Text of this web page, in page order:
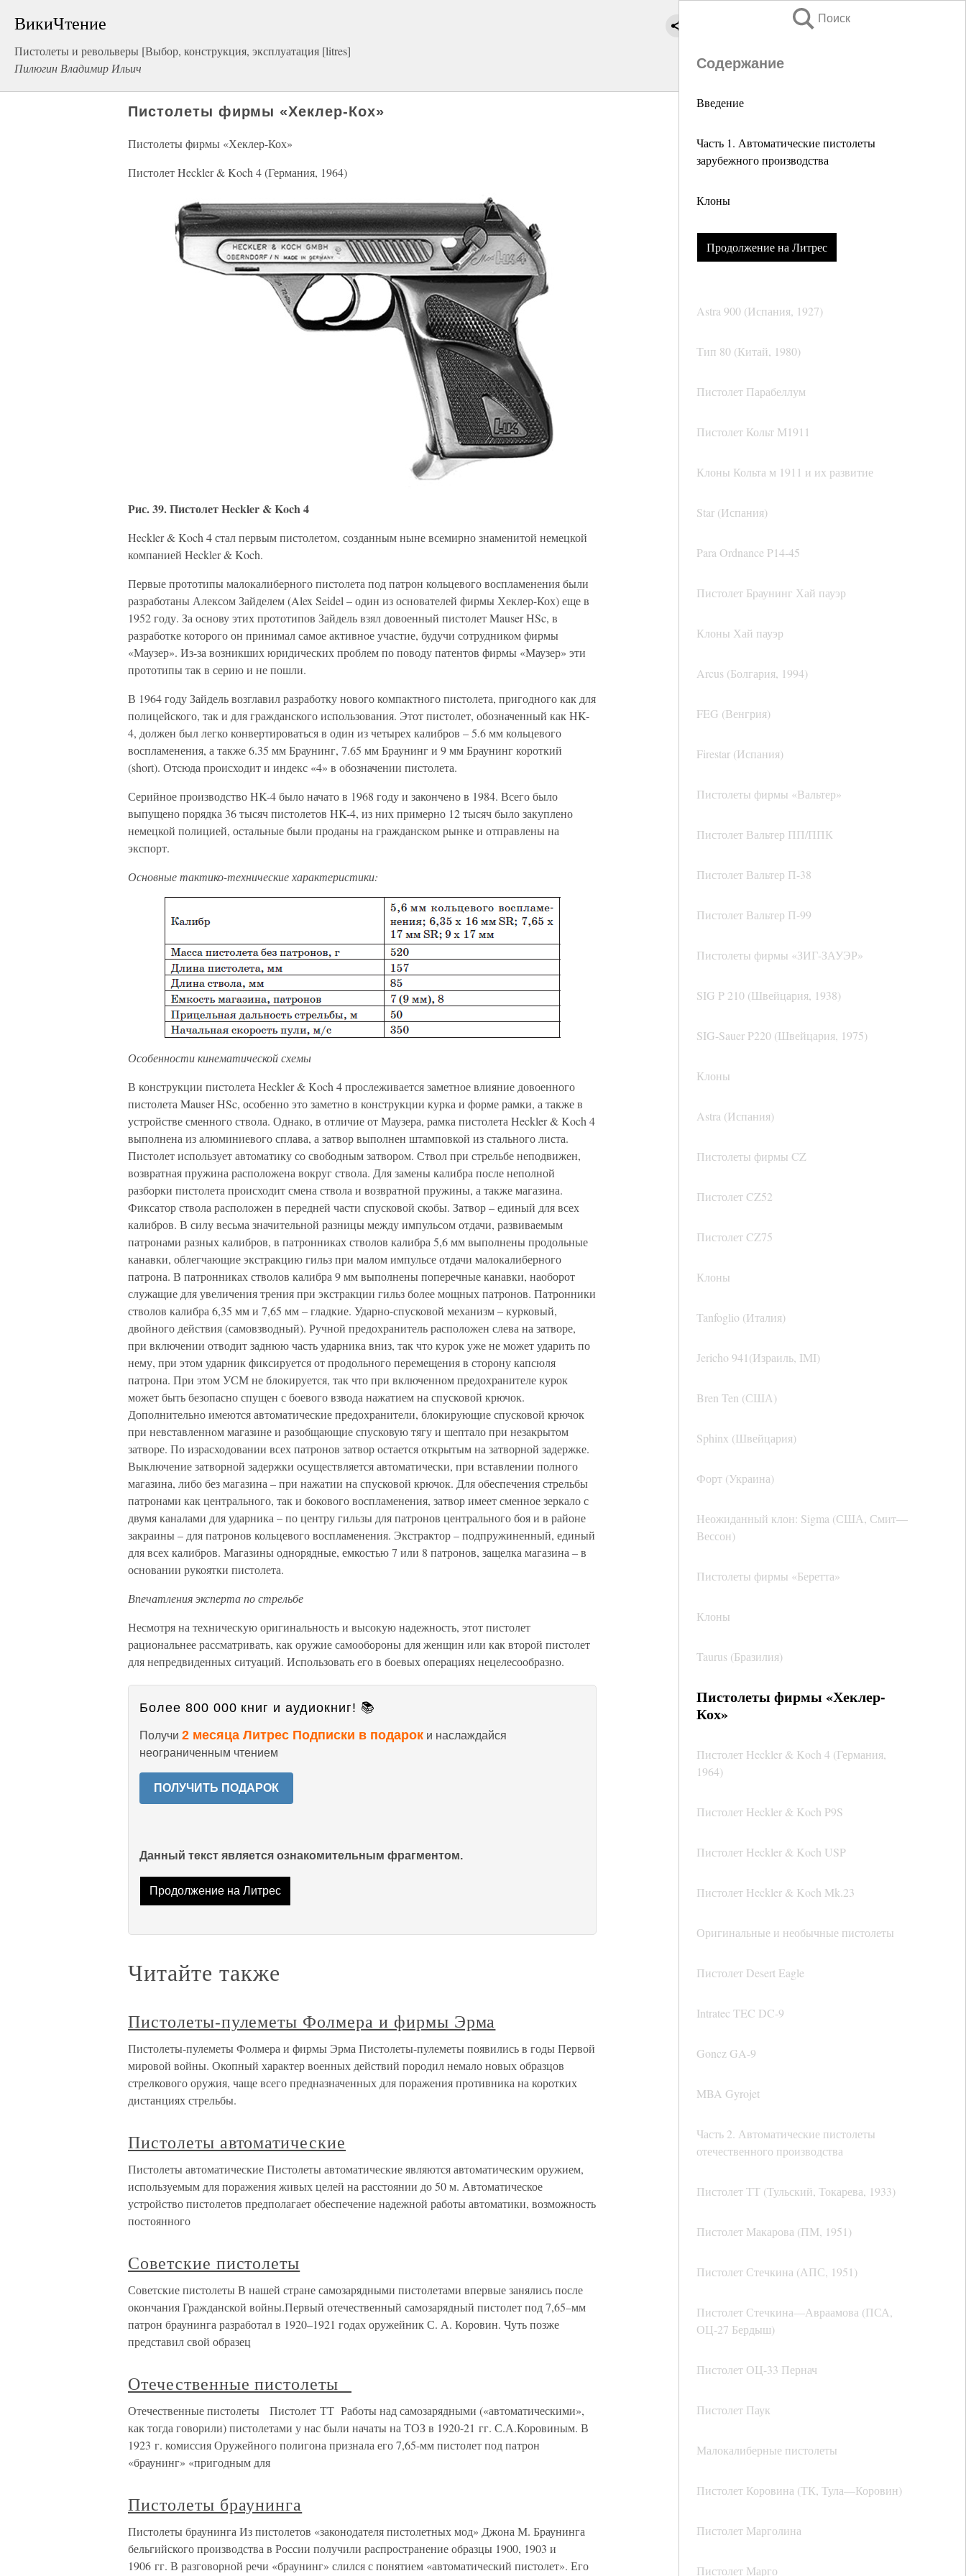
ВикиЧтение
Пистолеты и револьверы [Выбор, конструкция, эксплуатация [litres]
Пилюгин Владимир Ильич
Поиск
Содержание
Введение
Часть 1. Автоматические пистолеты
зарубежного производства
Клоны
Продолжение на Литрес
Astra 900 (Испания, 1927)
Тип 80 (Китай, 1980)
Пистолет Парабеллум
Пистолет Кольт М1911
Клоны Кольта м 1911 и их развитие
Star (Испания)
Para Ordnance P14-45
Пистолет Браунинг Хай пауэр
Клоны Хай пауэр
Arcus (Болгария, 1994)
FEG (Венгрия)
Firestar (Испания)
Пистолеты фирмы «Вальтер»
Пистолет Вальтер ПП/ППК
Пистолет Вальтер П-38
Пистолет Вальтер П-99
Пистолеты фирмы «ЗИГ-ЗАУЭР»
SIG P 210 (Швейцария, 1938)
SIG-Sauer P220 (Швейцария, 1975)
Клоны
Astra (Испания)
Пистолеты фирмы CZ
Пистолет CZ52
Пистолет CZ75
Клоны
Tanfoglio (Италия)
Jericho 941(Израиль, IMI)
Bren Ten (США)
Sphinx (Швейцария)
Форт (Украина)
Неожиданный клон: Sigma (США, Смит—
Вессон)
Пистолеты фирмы «Беретта»
Клоны
Taurus (Бразилия)
Пистолеты фирмы «Хеклер-
Кох»
Пистолет Heckler & Koch 4 (Германия,
1964)
Пистолет Heckler & Koch P9S
Пистолет Heckler & Koch USP
Пистолет Heckler & Koch Mk.23
Оригинальные и необычные пистолеты
Пистолет Desert Eagle
Intratec TEC DC-9
Goncz GA-9
MBA Gyrojet
Часть 2. Автоматические пистолеты
отечественного производства
Пистолет ТТ (Тульский, Токарева, 1933)
Пистолет Макарова (ПМ, 1951)
Пистолет Стечкина (АПС, 1951)
Пистолет Стечкина—Авраамова (ПСА,
ОЦ-27 Бердыш)
Пистолет ОЦ-33 Пернач
Пистолет Паук
Малокалиберные пистолеты
Пистолет Коровина (ТК, Тула—Коровин)
Пистолет Марголина
Пистолет Марго
Пистолеты фирмы «Хеклер-Кох»
Пистолеты фирмы «Хеклер-Кох»
Пистолет Heckler & Koch 4 (Германия, 1964)
Рис. 39. Пистолет Heckler & Koch 4
Heckler & Koch 4 стал первым пистолетом, созданным ныне всемирно знаменитой немецкой
компанией Heckler & Koch.
Первые прототипы малокалиберного пистолета под патрон кольцевого воспламенения были
разработаны Алексом Зайделем (Alex Seidel – один из основателей фирмы Хеклер-Кох) еще в
1952 году. За основу этих прототипов Зайдель взял довоенный пистолет Mauser HSc, в
разработке которого он принимал самое активное участие, будучи сотрудником фирмы
«Маузер». Из-за возникших юридических проблем по поводу патентов фирмы «Маузер» эти
прототипы так в серию и не пошли.
В 1964 году Зайдель возглавил разработку нового компактного пистолета, пригодного как для
полицейского, так и для гражданского использования. Этот пистолет, обозначенный как HK-
4, должен был легко конвертироваться в один из четырех калибров – 5.6 мм кольцевого
воспламенения, а также 6.35 мм Браунинг, 7.65 мм Браунинг и 9 мм Браунинг короткий
(short). Отсюда происходит и индекс «4» в обозначении пистолета.
Серийное производство HK-4 было начато в 1968 году и закончено в 1984. Всего было
выпущено порядка 36 тысяч пистолетов HK-4, из них примерно 12 тысяч было закуплено
немецкой полицией, остальные были проданы на гражданском рынке и отправлены на
экспорт.
Основные тактико-технические характеристики:
Особенности кинематической схемы
В конструкции пистолета Heckler & Koch 4 прослеживается заметное влияние довоенного
пистолета Mauser HSc, особенно это заметно в конструкции курка и форме рамки, а также в
устройстве сменного ствола. Однако, в отличие от Маузера, рамка пистолета Heckler & Koch 4
выполнена из алюминиевого сплава, а затвор выполнен штамповкой из стального листа.
Пистолет использует автоматику со свободным затвором. Ствол при стрельбе неподвижен,
возвратная пружина расположена вокруг ствола. Для замены калибра после неполной
разборки пистолета происходит смена ствола и возвратной пружины, а также магазина.
Фиксатор ствола расположен в передней части спусковой скобы. Затвор – единый для всех
калибров. В силу весьма значительной разницы между импульсом отдачи, развиваемым
патронами разных калибров, в патронниках стволов калибра 5,6 мм выполнены продольные
канавки, облегчающие экстракцию гильз при малом импульсе отдачи малокалиберного
патрона. В патронниках стволов калибра 9 мм выполнены поперечные канавки, наоборот
служащие для увеличения трения при экстракции гильз более мощных патронов. Патронники
стволов калибра 6,35 мм и 7,65 мм – гладкие. Ударно-спусковой механизм – курковый,
двойного действия (самовзводный). Ручной предохранитель расположен слева на затворе,
при включении отводит заднюю часть ударника вниз, так что курок уже не может ударить по
нему, при этом ударник фиксируется от продольного перемещения в сторону капсюля
патрона. При этом УСМ не блокируется, так что при включенном предохранителе курок
может быть безопасно спущен с боевого взвода нажатием на спусковой крючок.
Дополнительно имеются автоматические предохранители, блокирующие спусковой крючок
при невставленном магазине и разобщающие спусковую тягу и шептало при незакрытом
затворе. По израсходовании всех патронов затвор остается открытым на затворной задержке.
Выключение затворной задержки осуществляется автоматически, при вставлении полного
магазина, либо без магазина – при нажатии на спусковой крючок. Для обеспечения стрельбы
патронами как центрального, так и бокового воспламенения, затвор имеет сменное зеркало с
двумя каналами для ударника – по центру гильзы для патронов центрального боя и в районе
закраины – для патронов кольцевого воспламенения. Экстрактор – подпружиненный, единый
для всех калибров. Магазины однорядные, емкостью 7 или 8 патронов, защелка магазина – в
основании рукоятки пистолета.
Впечатления эксперта по стрельбе
Несмотря на техническую оригинальность и высокую надежность, этот пистолет
рациональнее рассматривать, как оружие самообороны для женщин или как второй пистолет
для непредвиденных ситуаций. Использовать его в боевых операциях нецелесообразно.
Более 800 000 книг и аудиокниг! 📚
Получи 2 месяца Литрес Подписки в подарок и наслаждайся
неограниченным чтением
ПОЛУЧИТЬ ПОДАРОК
Данный текст является ознакомительным фрагментом.
Продолжение на Литрес
Читайте также
Пистолеты-пулеметы Фолмера и фирмы Эрма
Пистолеты-пулеметы Фолмера и фирмы Эрма Пистолеты-пулеметы появились в годы Первой
мировой войны. Окопный характер военных действий породил немало новых образцов
стрелкового оружия, чаще всего предназначенных для поражения противника на коротких
дистанциях стрельбы.
Пистолеты автоматические
Пистолеты автоматические Пистолеты автоматические являются автоматическим оружием,
используемым для поражения живых целей на расстоянии до 50 м. Автоматическое
устройство пистолетов предполагает обеспечение надежной работы автоматики, возможность
постоянного
Советские пистолеты
Советские пистолеты В нашей стране самозарядными пистолетами впервые занялись после
окончания Гражданской войны.Первый отечественный самозарядный пистолет под 7,65–мм
патрон браунинга разработал в 1920–1921 годах оружейник С. А. Коровин. Чуть позже
представил свой образец
Отечественные пистолеты
Отечественные пистолеты Пистолет ТТ Работы над самозарядными («автоматическими»,
как тогда говорили) пистолетами у нас были начаты на ТОЗ в 1920-21 гг. С.А.Коровиным. В
1923 г. комиссия Оружейного полигона признала его 7,65-мм пистолет под патрон
«браунинг» «пригодным для
Пистолеты браунинга
Пистолеты браунинга Из пистолетов «законодателя пистолетных мод» Джона М. Браунинга
бельгийского производства в России получили распространение образцы 1900, 1903 и
1906 гг. В разговорной речи «браунинг» слился с понятием «автоматический пистолет». Его